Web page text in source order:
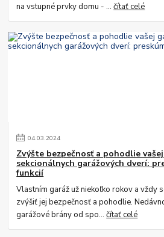
na vstupné prvky domu - ...čítať celé
04.03.2024
Zvýšte bezpečnosť a pohodlie
sekcionálnych garážových dverí:
funkcií
Vlastním garáž už niekoľko rokov a vždy
zvýšiť jej bezpečnosť a pohodlie.
garážové brány od spo...čítať celé